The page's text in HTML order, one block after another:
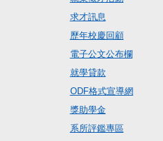
求才訊息
歷年校慶回顧
電子公文公布欄
就學貸款
ODF格式宣導網
獎助學金
系所評鑑專區